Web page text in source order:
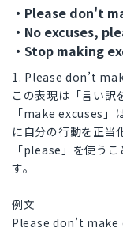
・Please don't
・No excuses,
・Stop making
1. Please don’t
この表現は「言い訳
「make excuses」
に自分の行動を正当
「please」を使う
す。
例文
Please don’t